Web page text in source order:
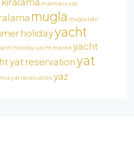
marmaris yat
mugla muğla tatil
holidayyacht
holidayyacht marine yacht
yat reservationyat
yat reservation yaz